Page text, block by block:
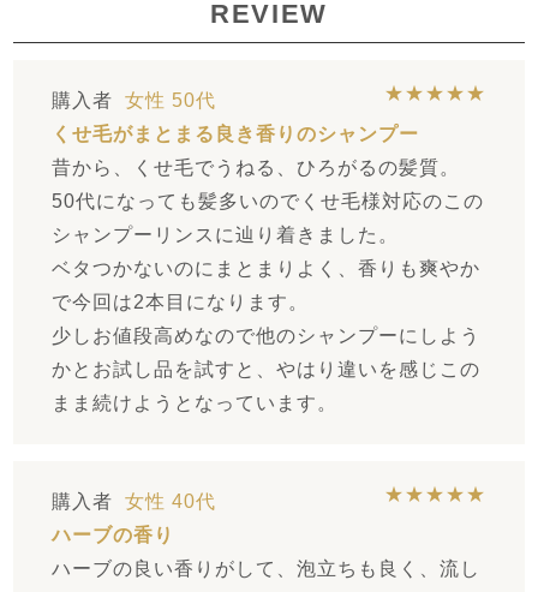
REVIEW
購入者 女性 50代
★★★★★
くせ毛がまとまる良き香りのシャンプー
昔から、くせ毛でうねる、ひろがるの髪質。
50代になっても髪多いのでくせ毛様対応のこの
シャンプーリンスに辿り着きました。
ベタつかないのにまとまりよく、香りも爽やか
で今回は2本目になります。
少しお値段高めなので他のシャンプーにしよう
かとお試し品を試すと、やはり違いを感じこの
まま続けようとなっています。
購入者 女性 40代
★★★★★
ハーブの香り
ハーブの良い香りがして、泡立ちも良く、流し